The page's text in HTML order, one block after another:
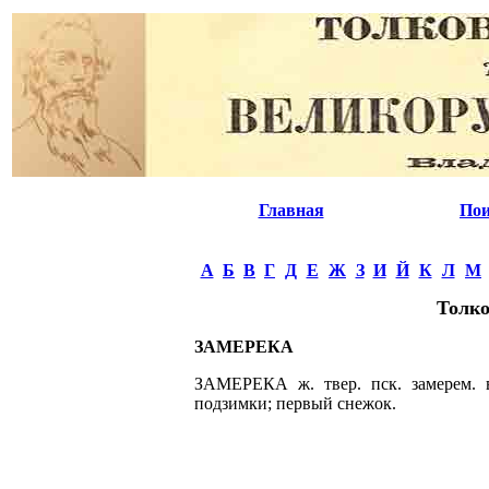
Главная
А Б В Г Д Е Ж З И Й К Л М
ЗАМЕРЕКА
ЗАМЕРЕКА ж. твер. пск. замерем.
подзимки; первый снежок.